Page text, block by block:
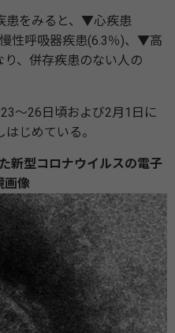
患をみると、▼心疾患
性呼吸器疾患(6.3％)、▼高
、併存疾患のない人の
～26日頃および2月1日に
じめている。
新型コロナウイルスの電子
画像